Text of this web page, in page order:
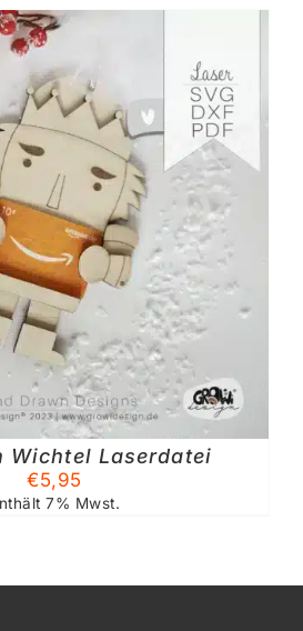
Wichtel Laserdatei
€5,95
7% Mwst.